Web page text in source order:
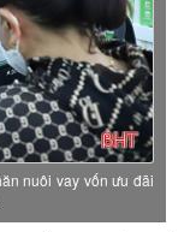
nuôi vay vốn ưu đãi